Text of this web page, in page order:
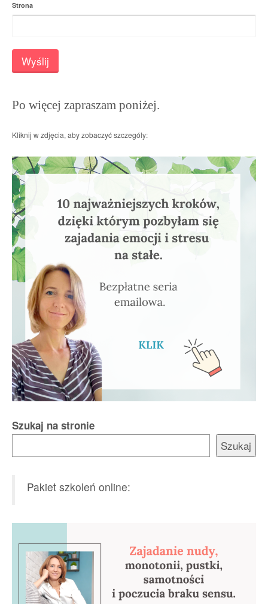
Strona
Po więcej zapraszam poniżej.
Kliknij w zdjęcia, aby zobaczyć szczególy:
Szukaj na stronie
Szukaj
Pakiet szkoleń online: